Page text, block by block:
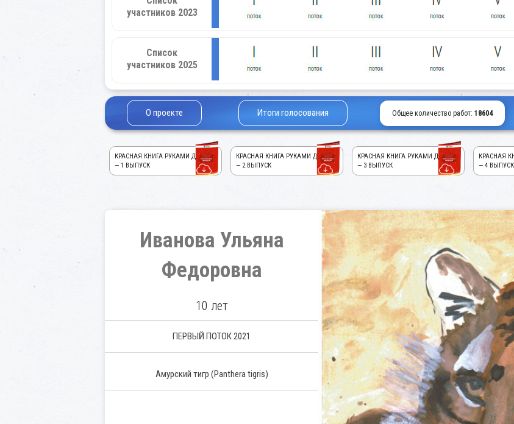
участников 2023
Список
участников 2025
О проекте Итоги голосования Общее количество работ: 18604
КРАСНАЯ КНИГА РУКАМИ ДЕТЕЙ!
— 1 ВЫПУСК
КРАСНАЯ КНИГА РУКАМИ ДЕТЕЙ!
— 2 ВЫПУСК
КРАСНАЯ КНИГА РУКАМИ ДЕТЕЙ!
— 3 ВЫПУСК
КРАСНАЯ
— 4 ВЫПУСК
Иванова Ульяна
Федоровна
10 лет
ПЕРВЫЙ ПОТОК 2021
Амурский тигр (Panthera tigris)